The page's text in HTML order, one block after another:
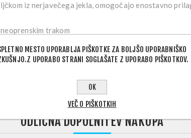
iz nerjavečega jekla, omogočajo enostavno
trakom
ODLIČNA DOPOLNITEV NAKUPA
MESTO UPORABLJA PIŠKOTKE ZA BOLJŠO UPORABNIŠKO
UPORABO STRANI SOGLAŠATE Z UPORABO PIŠKOTKOV.
OK
VEČ O PIŠKOTKIH